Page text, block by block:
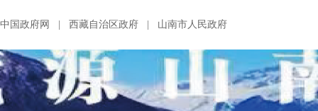
中国政府网 西藏自治区政府 山南市人民政府